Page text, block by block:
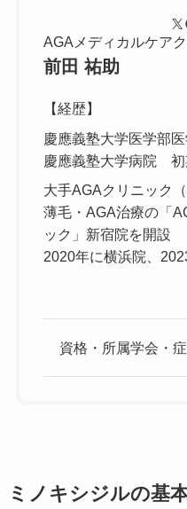
X
AGAメディカルケア
前田 祐助
【経歴】
慶應義塾大学医学部
慶應義塾大学病院 初
大手AGAクリニック
薄毛・AGA治療の「
ック」新宿院を開設
2020年に横浜院、
資格・所属学会・
ミノキシジルの基